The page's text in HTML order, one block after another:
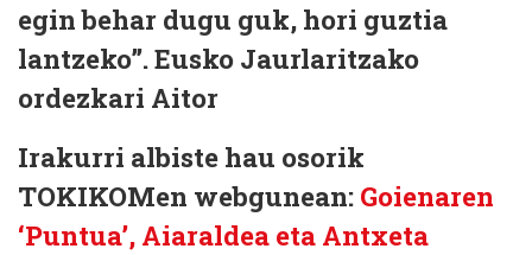
egin behar dugu guk, hori guztia
lantzeko”. Eusko Jaurlaritzako
ordezkari Aitor
Irakurri albiste hau osorik
TOKIKOMen webgunean: Goienaren
‘Puntua’, Aiaraldea eta Antxeta